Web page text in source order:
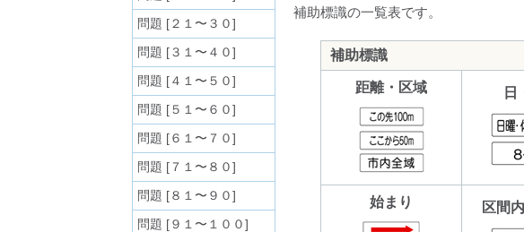
補助標識の一覧表です。
補助標識
距離・区域 日
始まり 区間
問題 [２１〜３０]
問題 [３１〜４０]
問題 [４１〜５０]
問題 [５１〜６０]
問題 [６１〜７０]
問題 [７１〜８０]
問題 [８１〜９０]
問題 [９１〜１００]